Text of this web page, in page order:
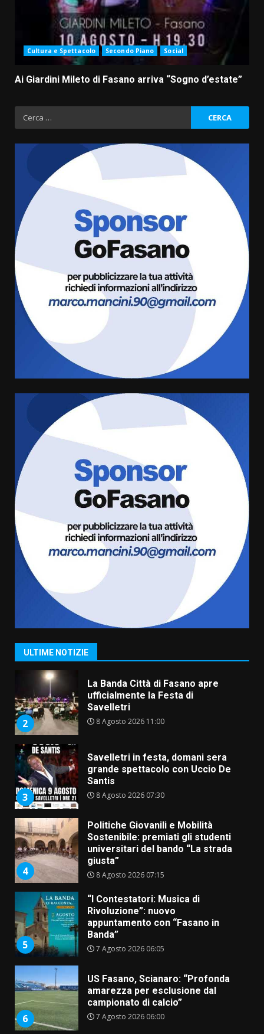
Cultura e Spettacolo Secondo Piano Social
Ai Giardini Mileto di Fasano arriva “Sogno d’estate”
Ricerca
per:
ULTIME NOTIZIE
3
Savelletri in festa, domani sera
grande spettacolo con Uccio De
8 Agosto 2026 07:30
Politiche Giovanili e Mobilità
Sostenibile: premiati gli studenti
universitari del bando “La strada
giusta”
8 Agosto 2026 07:15
“I Contestatori: Musica di
Rivoluzione”: nuovo
appuntamento con “Fasano in
Banda”
amarezza per esclusione dal
campionato di calcio”
7 Agosto 2026 06:00
Fasanese ferito a colpi di arma
da fuoco
6 Agosto 2026 18:13
Serie D, l’Us Fasano non molla e
conferma di voler ricorrere per
ottenere l’iscrizione
8 Agosto 2026 19:55
2
La Banda Città di Fasano apre
ufficialmente la Festa di
3
Savelletri in festa, domani sera
grande spettacolo con Uccio De
Santis
8 Agosto 2026 07:30
4
Politiche Giovanili e Mobilità
Sostenibile: premiati gli studenti
universitari del bando “La strada
giusta”
8 Agosto 2026 07:15
5
“I Contestatori: Musica di
Rivoluzione”: nuovo
appuntamento con “Fasano in
Banda”
7 Agosto 2026 06:05
6
US Fasano, Scianaro: “Profonda
amarezza per esclusione dal
campionato di calcio”
7
Fasanese ferito a colpi di arma
da fuoco